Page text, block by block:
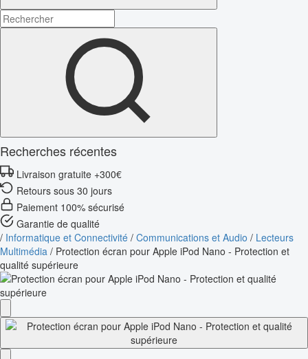
Recherches récentes
Livraison gratuite +300€
Retours sous 30 jours
Paiement 100% sécurisé
Garantie de qualité
/ Informatique et Connectivité / Communications et Audio / Lecteurs
Multimédia / Protection écran pour Apple iPod Nano - Protection et
qualité supérieure